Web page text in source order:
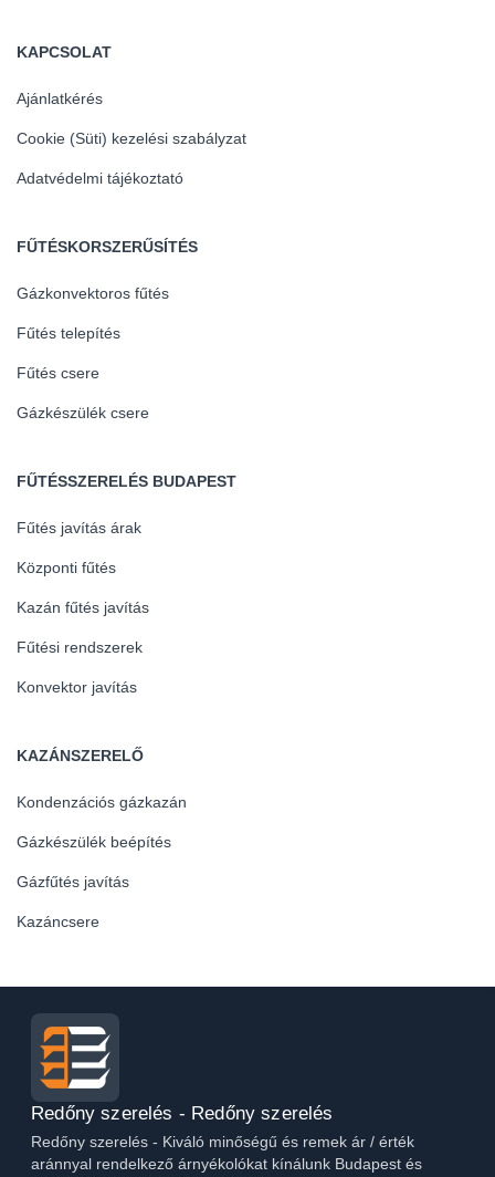
KAPCSOLAT
Ajánlatkérés
Cookie (Süti) kezelési szabályzat
Adatvédelmi tájékoztató
FŰTÉSKORSZERŰSÍTÉS
Gázkonvektoros fűtés
Fűtés telepítés
Fűtés csere
Gázkészülék csere
FŰTÉSSZERELÉS BUDAPEST
Fűtés javítás árak
Központi fűtés
Kazán fűtés javítás
Fűtési rendszerek
Konvektor javítás
KAZÁNSZERELŐ
Kondenzációs gázkazán
Gázkészülék beépítés
Gázfűtés javítás
Kazáncsere
Redőny szerelés - Redőny szerelés
Redőny szerelés - Kiváló minőségű és remek ár / érték
aránnyal rendelkező árnyékolókat kínálunk Budapest és